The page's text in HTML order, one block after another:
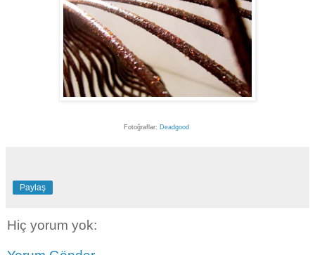
Fotoğraflar: Deadgood
Paylaş
Hiç yorum yok: